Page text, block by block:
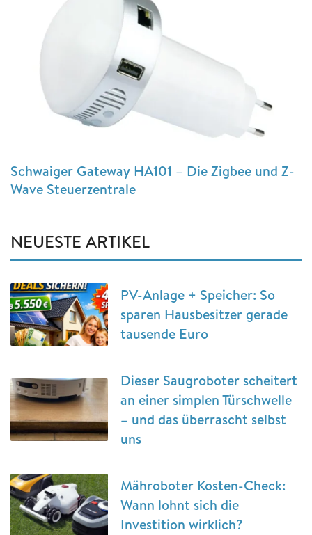
Schwaiger Gateway HA101 – Die Zigbee und Z-
Wave Steuerzentrale
NEUESTE ARTIKEL
PV-Anlage + Speicher: So
sparen Hausbesitzer gerade
tausende Euro
Dieser Saugroboter scheitert
an einer simplen Türschwelle
– und das überrascht selbst
uns
Mähroboter Kosten-Check:
Wann lohnt sich die
Investition wirklich?